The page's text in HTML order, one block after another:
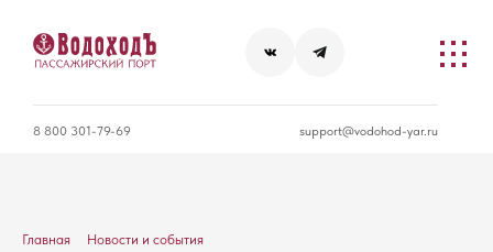
8 800 301-79-69 support@vodohod-yar.ru
Главная
Новости и события